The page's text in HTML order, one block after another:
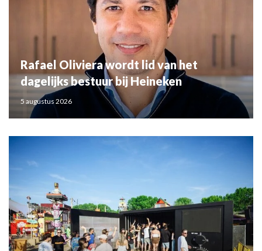
Rafael Oliviera wordt lid van het
dagelijks bestuur bij Heineken
5 augustus 2026